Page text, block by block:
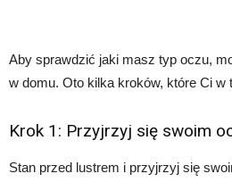
Aby sprawdzić jaki masz typ oczu,
w domu. Oto kilka kroków, które Ci w
Krok 1: Przyjrzyj się swoim
Stan przed lustrem i przyjrzyj się